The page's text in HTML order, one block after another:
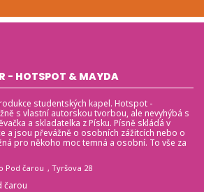
- HOTSPOT & MAYDA
studentských kapel. Hotspot -
s vlastní autorskou tvorbou, ale nevyhýbá s
a skladatelka z Písku. Písně skládá v
a jsou převážně o osobních zážitcích nebo o
pro někoho moc temná a osobní. To vše za
Pod čarou , Tyršova 28
čarou